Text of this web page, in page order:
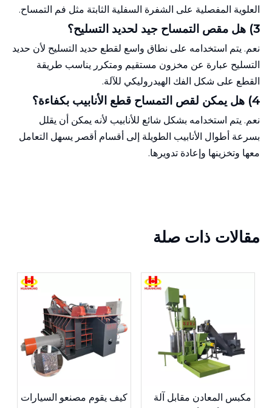
العلوية المفصلية على الشفرة السفلية الثابتة مثل فم التمساح.
3) هل مقص التمساح جيد لحديد التسليح؟
نعم. يتم استخدامه على نطاق واسع لقطع حديد التسليح لأن حديد
التسليح عبارة عن مخزون مستقيم ومتكرر يناسب طريقة
القطع على شكل الفك الهيدروليكي للآلة.
4) هل يمكن لقص التمساح قطع الأنابيب بكفاءة؟
نعم. يتم استخدامه بشكل شائع للأنابيب لأنه يمكن أن يقلل
بسرعة أطوال الأنابيب الطويلة إلى أقسام أقصر يسهل التعامل
معها وتخزينها وإعادة تدويرها.
مقالات ذات صلة
مكبس المعادن مقابل آلة
كيف يقوم مصنعو السيارات